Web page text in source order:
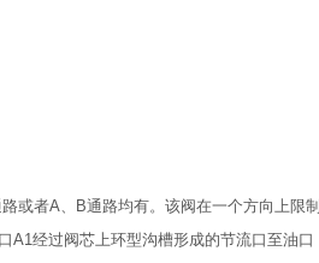
或者A、B通路均有。该阀在一个方向上限制
A1经过阀芯上环型沟槽形成的节流口至油口